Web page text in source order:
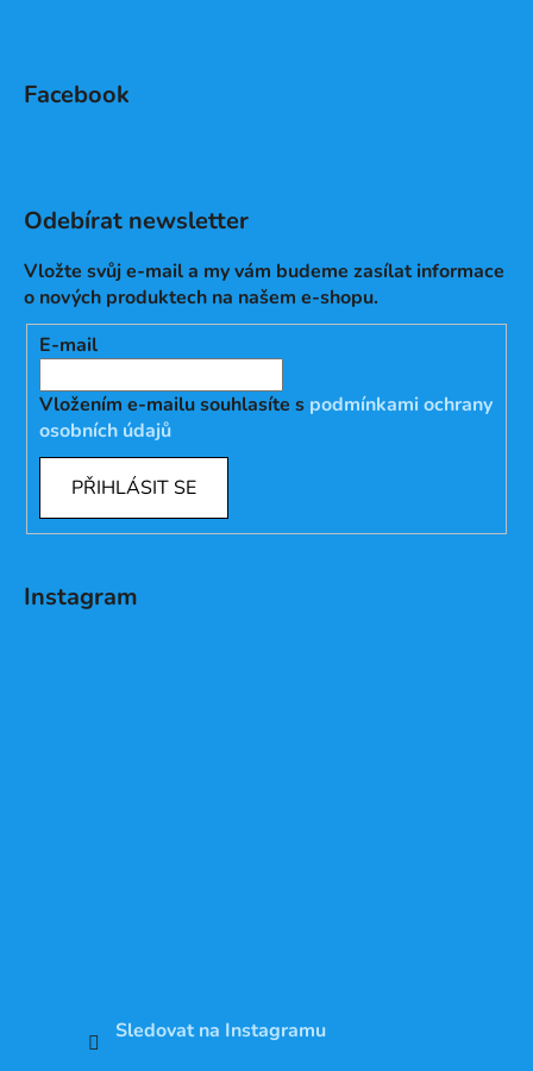
Facebook
Odebírat newsletter
Vložte svůj e-mail a my vám budeme zasílat informace
o nových produktech na našem e-shopu.
E-mail
Vložením e-mailu souhlasíte s podmínkami ochrany
osobních údajů
PŘIHLÁSIT SE
Instagram
Sledovat na Instagramu